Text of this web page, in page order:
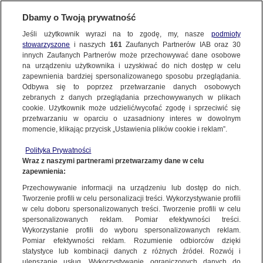
FAKTY | FAKTY O ŚWIECIE
"Francja, Wielka Brytania i Polska już się przebudziły. Teraz czas na
Niemcy". Komentarze po wyborach
NAJNOWSZE
ZOBACZ FAKTY
FAKTY PO FAKTACH
FAKTY O ŚWIECIE
WIĘCEJ
KANAŁY
Dzień dobry!
Jedno konto do wszystkich usług
Dbamy o Twoją prywatność
Jeśli użytkownik wyrazi na to zgodę, my, nasze podmioty
stowarzyszone i naszych 161Zaufanych Partnerów IAB oraz 30
innych Zaufanych Partnerów może przechowywać dane osobowe
na urządzeniu użytkownika i uzyskiwać do nich dostęp w celu
zapewnienia bardziej spersonalizowanego sposobu przeglądania.
Odbywa się to poprzez przetwarzanie danych osobowych
zebranych z danych przeglądania przechowywanych w plikach
cookie. Użytkownik może udzielić/wycofać zgodę i sprzeciwić się
przetwarzaniu w oparciu o uzasadniony interes w dowolnym
momencie, klikając przycisk „Ustawienia plików cookie i reklam”.
Polityka Prywatności
Wraz z naszymi partnerami przetwarzamy dane w celu
zapewnienia:
Przechowywanie informacji na urządzeniu lub dostęp do nich.
Tworzenie profili w celu personalizacji treści. Wykorzystywanie profili
w celu doboru spersonalizowanych treści. Tworzenie profili w celu
spersonalizowanych reklam. Pomiar efektywności treści.
Wykorzystanie profili do wyboru spersonalizowanych reklam.
Pomiar efektywności reklam. Rozumienie odbiorców dzięki
statystyce lub kombinacji danych z różnych źródeł. Rozwój i